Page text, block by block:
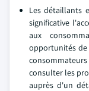
Les détaillants
significative
aux
opportunités de
consulter les
auprès d'un